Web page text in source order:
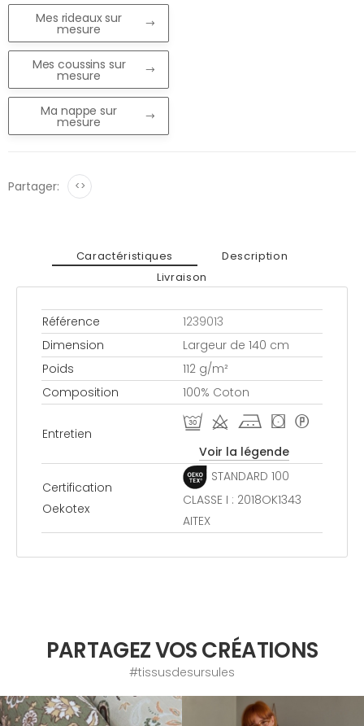
Mes rideaux sur
mesure
Mes coussins sur
mesure
Ma nappe sur
mesure
Partager: <>
Caractéristiques
Description
Livraison
Référence
1239013
Dimension
Largeur de 140 cm
Poids
112 g/m²
Composition
100% Coton
Entretien
R d j ( *
Voir la légende
Certification
Oekotex
STANDARD 100
CLASSE I : 2018OK1343
AITEX
PARTAGEZ VOS CRÉATIONS
#tissusdesursules